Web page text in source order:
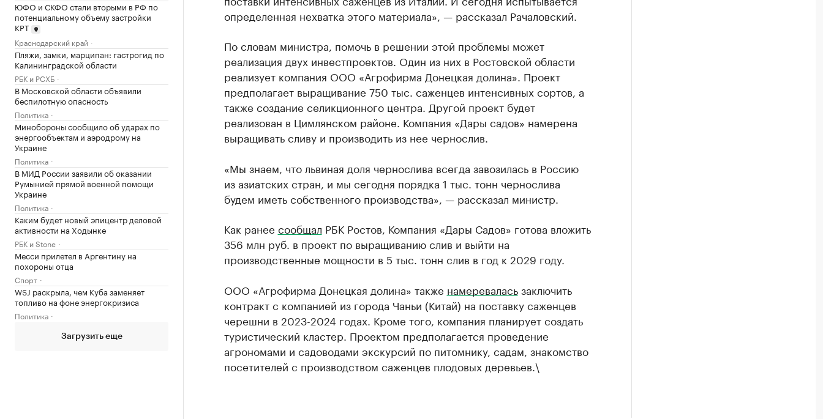
ЮФО и СКФО стали вторыми в РФ по
потенциальному объему застройки
КРТ
Краснодарский край
Пляжи, замки, марципан: гастрогид по
Калининградской области
РБК и РСХБ
В Московской области объявили
беспилотную опасность
Политика
Минобороны сообщило об ударах по
энергообъектам и аэродрому на
Украине
Политика
В МИД России заявили об оказании
Румынией прямой военной помощи
Украине
Политика
Каким будет новый эпицентр деловой
активности на Ходынке
РБК и Stone
Месси прилетел в Аргентину на
похороны отца
Спорт
WSJ раскрыла, чем Куба заменяет
топливо на фоне энергокризиса
Политика
Загрузить еще
определенная нехватка этого материала», — рассказал Рачаловский.
По словам министра, помочь в решении этой проблемы может
реализация двух инвестпроектов. Один из них в Ростовской области
реализует компания ООО «Агрофирма Донецкая долина». Проект
предполагает выращивание 750 тыс. саженцев интенсивных сортов, а
также создание селикционного центра. Другой проект будет
реализован в Цимлянском районе. Компания «Дары садов» намерена
выращивать сливу и производить из нее чернослив.
«Мы знаем, что львиная доля чернослива всегда завозилась в Россию
из азиатских стран, и мы сегодня порядка 1 тыс. тонн чернослива
будем иметь собственного производства», — рассказал министр.
Как ранее сообщал РБК Ростов, Компания «Дары Садов» готова вложить
356 млн руб. в проект по выращиванию слив и выйти на
производственные мощности в 5 тыс. тонн слив в год к 2029 году.
ООО «Агрофирма Донецкая долина» также намереваласьзаключить
контракт с компанией из города Чаньи (Китай) на поставку саженцев
черешни в 2023-2024 годах. Кроме того, компания планирует создать
туристический кластер. Проектом предполагается проведение
агрономами и садоводами экскурсий по питомнику, садам, знакомство
посетителей с производством саженцев плодовых деревьев.\